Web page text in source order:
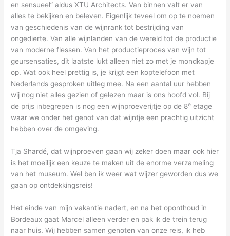
en sensueel” aldus XTU Architects. Van binnen valt er van
alles te bekijken en beleven. Eigenlijk teveel om op te noemen
van geschiedenis van de wijnrank tot bestrijding van
ongedierte. Van alle wijnlanden van de wereld tot de productie
van moderne flessen. Van het productieproces van wijn tot
geursensaties, dit laatste lukt alleen niet zo met je mondkapje
op. Wat ook heel prettig is, je krijgt een koptelefoon met
Nederlands gesproken uitleg mee. Na een aantal uur hebben
wij nog niet alles gezien of gelezen maar is ons hoofd vol. Bij
de prijs inbegrepen is nog een wijnproeverijtje op de 8e etage
waar we onder het genot van dat wijntje een prachtig uitzicht
hebben over de omgeving.
Tja Shardé, dat wijnproeven gaan wij zeker doen maar ook hier
is het moeilijk een keuze te maken uit de enorme verzameling
van het museum. Wel ben ik weer wat wijzer geworden dus we
gaan op ontdekkingsreis!
Het einde van mijn vakantie nadert, en na het oponthoud in
Bordeaux gaat Marcel alleen verder en pak ik de trein terug
naar huis. Wij hebben samen genoten van onze reis, ik heb